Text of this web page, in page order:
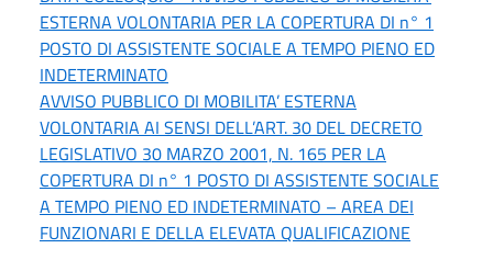
ESTERNA VOLONTARIA PER LA COPERTURA DI n° 1
POSTO DI ASSISTENTE SOCIALE A TEMPO PIENO ED
INDETERMINATO
AVVISO PUBBLICO DI MOBILITA’ ESTERNA
VOLONTARIA AI SENSI DELL’ART. 30 DEL DECRETO
LEGISLATIVO 30 MARZO 2001, N. 165 PER LA
COPERTURA DI n° 1 POSTO DI ASSISTENTE SOCIALE
A TEMPO PIENO ED INDETERMINATO – AREA DEI
FUNZIONARI E DELLA ELEVATA QUALIFICAZIONE